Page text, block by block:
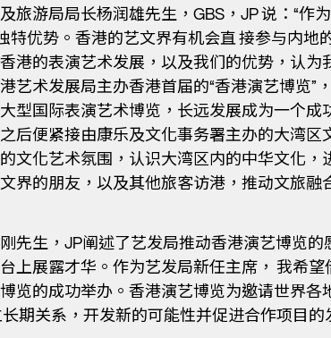
旅游局局长杨润雄先生，GBS，JP 说：“作
特优势。香港的艺文界有机会直 接参与内
港的表演艺术发展，以及我们的优势，认
艺术发展局主办香港首届的“香港演艺博览
型国际表演艺术博览，长远发展成为一个成
后便紧接由康乐及文化事务署主办的大湾
文化艺术氛围，认识大湾区内的中华文化
界的朋友，以及其他旅客访港，推动文旅融
先生，JP阐述了艺发局推动香港演艺博览
上展露才华。作为艺发局新任主席， 我希
览的成功举办。香港演艺博览为邀请世界
期关系，开发新的可能性并促进合作项目的